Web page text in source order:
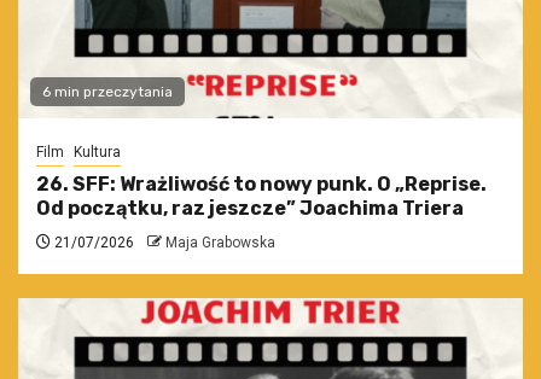
6 min przeczytania
Film Kultura
26. SFF: Wrażliwość to nowy punk. O „Reprise.
Od początku, raz jeszcze” Joachima Triera
21/07/2026 Maja Grabowska